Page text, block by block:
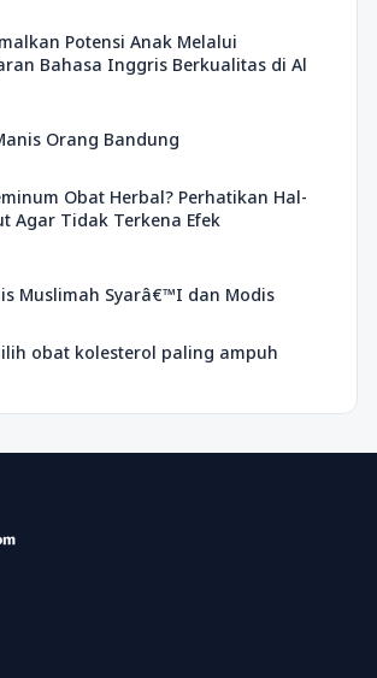
Potensi Anak Melalui
Bahasa Inggris Berkualitas di Al
Orang Bandung
Obat Herbal? Perhatikan Hal-
Agar Tidak Terkena Efek
Muslimah Syarâ€™I dan Modis
obat kolesterol paling ampuh